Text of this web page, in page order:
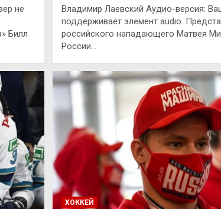
не
Билл
Владимир Лаевский Аудио-версия:
поддерживает элемент audio.
российского нападающего Матвея
России…
ХОККЕЙ